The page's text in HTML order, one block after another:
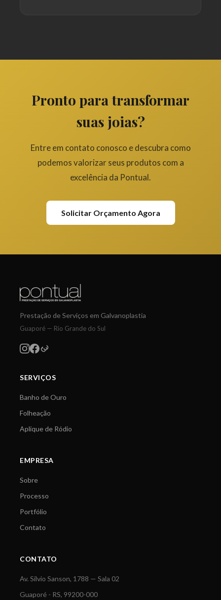
Pronto para transformar
suas joias?
Entre em contato conosco e descubra como
podemos valorizar seus produtos com a
excelência da Pontual.
Solicitar Orçamento Agora
Prestação de Serviços em Galvanoplastia
Guaporé — Rio Grande do Sul
SERVIÇOS
Banho de Ouro
Folheação
Aplique de Ródio
EMPRESA
Sobre
Processo
Portfólio
Contato
CONTATO
Av. Silvio Sanson, 1788 — Sala 02
Guaporé - RS, 99200-000